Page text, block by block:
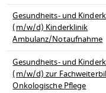
Gesundheits- und
(m/w/d) Kinderklinik
Ambulanz/Notaufnahme
Gesundheits- und
(m/w/d) zur
Onkologische Pflege